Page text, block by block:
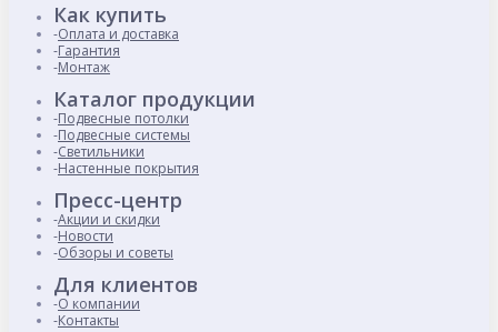
Как купить
Оплата и доставка
Гарантия
Монтаж
Каталог продукции
Подвесные потолки
Подвесные системы
Светильники
Настенные покрытия
Пресс-центр
Акции и скидки
Новости
Обзоры и советы
Для клиентов
О компании
Контакты